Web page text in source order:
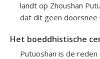
landt op Zhoushan
dat dit geen doorsnee
Het boeddhistische
Putuoshan is de